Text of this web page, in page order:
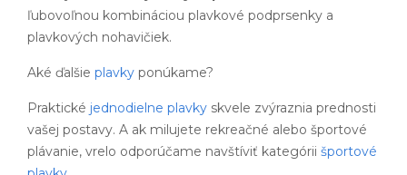
ľubovoľnou kombináciou plavkové podprsenky a
plavkových nohavičiek.
Aké ďalšie plavky ponúkame?
Praktické jednodielne plavky skvele zvýraznia prednosti
vašej postavy. A ak milujete rekreačné alebo športové
plávanie, vrelo odporúčame navštíviť kategórii športové